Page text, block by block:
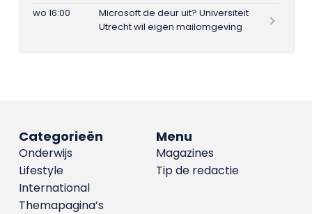
wo 16:00
Microsoft de deur uit? Universiteit
Utrecht wil eigen mailomgeving
Menu
Magazines
Tip de redactie
Categorieën
Onderwijs
Lifestyle
International
Themapagina’s